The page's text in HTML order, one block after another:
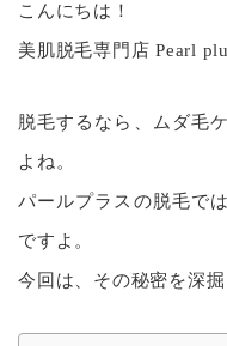
こんにちは！
美肌脱毛専門店 Pearl
脱毛するなら、ムダ毛
よね。
パールプラスの脱毛で
ですよ。
今回は、その秘密を深